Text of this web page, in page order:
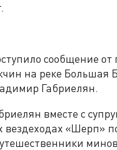
сообщение от
на реке Большая
Габриелян.
вместе с
«Шерп»